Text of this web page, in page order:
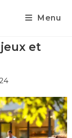
Menu
et